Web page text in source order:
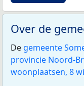
Over de
De gemeente
provincie Noord-
woonplaatsen, 8